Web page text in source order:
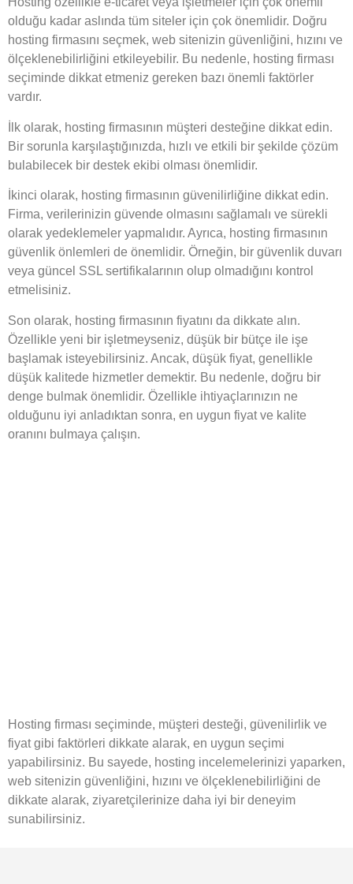
olduğu kadar aslında tüm siteler için çok önemlidir. Doğru
hosting firmasını seçmek, web sitenizin güvenliğini, hızını ve
ölçeklenebilirliğini etkileyebilir. Bu nedenle, hosting firması
seçiminde dikkat etmeniz gereken bazı önemli faktörler
vardır.
İlk olarak, hosting firmasının müşteri desteğine dikkat edin.
Bir sorunla karşılaştığınızda, hızlı ve etkili bir şekilde çözüm
bulabilecek bir destek ekibi olması önemlidir.
İkinci olarak, hosting firmasının güvenilirliğine dikkat edin.
Firma, verilerinizin güvende olmasını sağlamalı ve sürekli
olarak yedeklemeler yapmalıdır. Ayrıca, hosting firmasının
güvenlik önlemleri de önemlidir. Örneğin, bir güvenlik duvarı
veya güncel SSL sertifikalarının olup olmadığını kontrol
etmelisiniz.
Son olarak, hosting firmasının fiyatını da dikkate alın.
Özellikle yeni bir işletmeyseniz, düşük bir bütçe ile işe
başlamak isteyebilirsiniz. Ancak, düşük fiyat, genellikle
düşük kalitede hizmetler demektir. Bu nedenle, doğru bir
denge bulmak önemlidir. Özellikle ihtiyaçlarınızın ne
olduğunu iyi anladıktan sonra, en uygun fiyat ve kalite
oranını bulmaya çalışın.
Hosting firması seçiminde, müşteri desteği, güvenilirlik ve
fiyat gibi faktörleri dikkate alarak, en uygun seçimi
yapabilirsiniz. Bu sayede, hosting incelemelerinizi yaparken,
web sitenizin güvenliğini, hızını ve ölçeklenebilirliğini de
dikkate alarak, ziyaretçilerinize daha iyi bir deneyim
sunabilirsiniz.